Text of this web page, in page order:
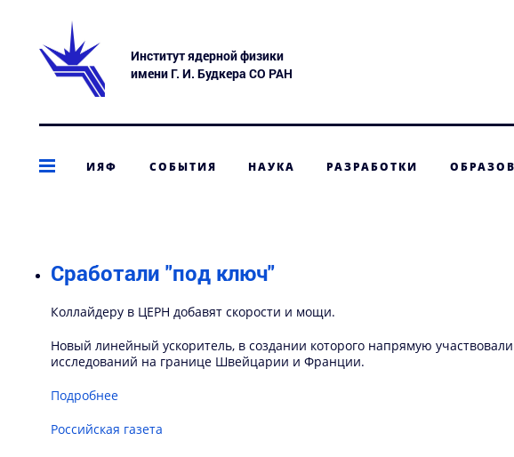
Институт ядерной физики
имени Г. И. Будкера СО РАН
ИЯФ СОБЫТИЯ НАУКА РАЗРАБОТКИ
Сработали "под ключ"
Коллайдеру в ЦЕРН добавят скорости и мощи.
Новый линейный ускоритель, в создании которого напрямую
исследований на границе Швейцарии и Франции.
Подробнее
Российская газета